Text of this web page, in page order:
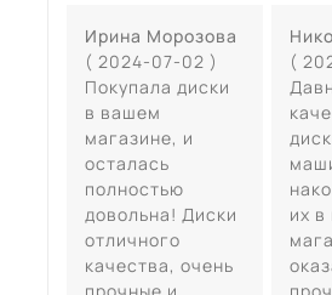
Ирина Морозова
( 2024-07-02 )
Покупала диски
в вашем
магазине, и
осталась
полностью
довольна! Диски
отличного
качества, очень
(
их